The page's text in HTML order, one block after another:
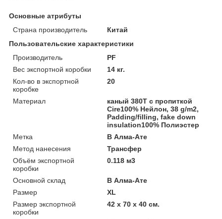
Основные атрибуты
Страна производитель
Китай
Пользовательские характеристики
Производитель
PF
Вес экспортной коробки
14 кг.
Кол-во в экспортной
коробке
20
Материал
каный 380Т с пропиткой
Cire100% Нейлон, 38 g/m2,
Padding/filling, fake down
insulation100% Полиэстер
Метка
В Алма-Ате
Метод нанесения
Трансфер
Объём экспортной
коробки
0.118 м3
Основной склад
В Алма-Ате
Размер
XL
Размер экспортной
коробки
42 x 70 x 40 см.